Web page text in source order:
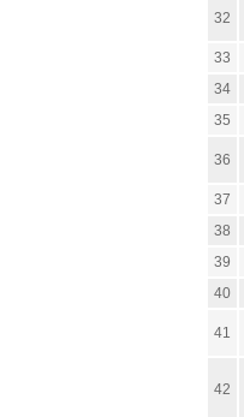
32
33
34
35
36
37
38
39
40
41
42